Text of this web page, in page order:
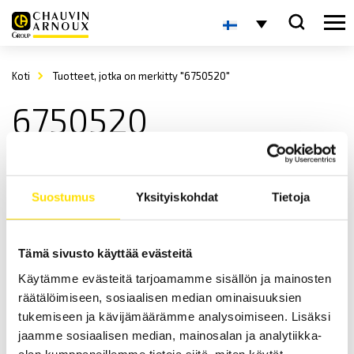
Suostumus Yksityiskohdat Tietoja
Tämä sivusto käyttää evästeitä
Käytämme evästeitä tarjoamamme sisällön ja mainosten
räätälöimiseen, sosiaalisen median ominaisuuksien
tukemiseen ja kävijämäärämme analysoimiseen. Lisäksi
jaamme sosiaalisen median, mainosalan ja analytiikka-
Koti Tuotteet, jotka on merkitty "6750520"
6750520
CA6240 & CA6255 mikro-ohmimittarit
jopa 0,1 µΩ:n resoluutiolla.